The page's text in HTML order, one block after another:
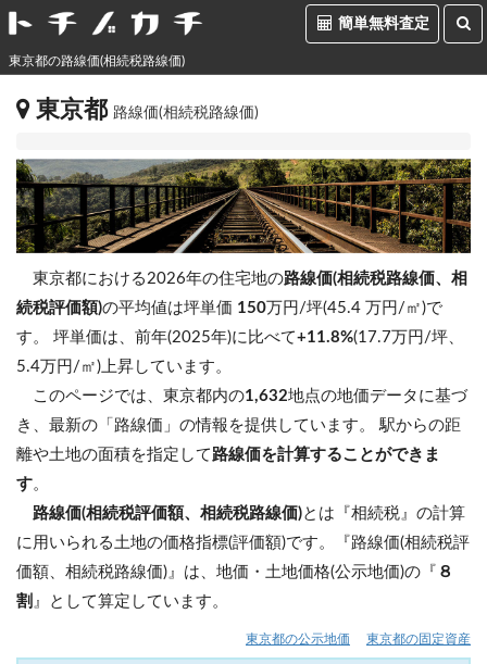
簡単無料査定
東京都の路線価(相続税路線価)
東京都 路線価(相続税路線価)
東京都における2026年の住宅地の路線価(相続税路線価、相
続税評価額)の平均値は坪単価 150万円/坪(45.4 万円/㎡)で
す。 坪単価は、前年(2025年)に比べて+11.8%(17.7万円/坪、
5.4万円/㎡)上昇しています。
このページでは、東京都内の1,632地点の地価データに基づ
き、最新の「路線価」の情報を提供しています。 駅からの距
離や土地の面積を指定して 路線価を計算することができま
す。
路線価(相続税評価額、相続税路線価)とは『相続税』の計算
に用いられる土地の価格指標(評価額)です。『路線価(相続税評
価額、相続税路線価)』は、地価・土地価格(公示地価)の『 ８
割 』として算定しています。
東京都の公示地価 東京都の固定資産